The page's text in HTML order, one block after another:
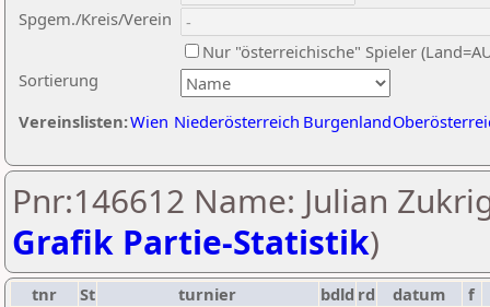
Sortierung
Spgem./Kreis/Verein
Nur "österreichische" Spieler
Vereinslisten:Wien Niederösterreich Burgenland
Pnr:146612 Name: Julian
Grafik Partie-Statistik)
tnr St turnier bdld rd datum
f